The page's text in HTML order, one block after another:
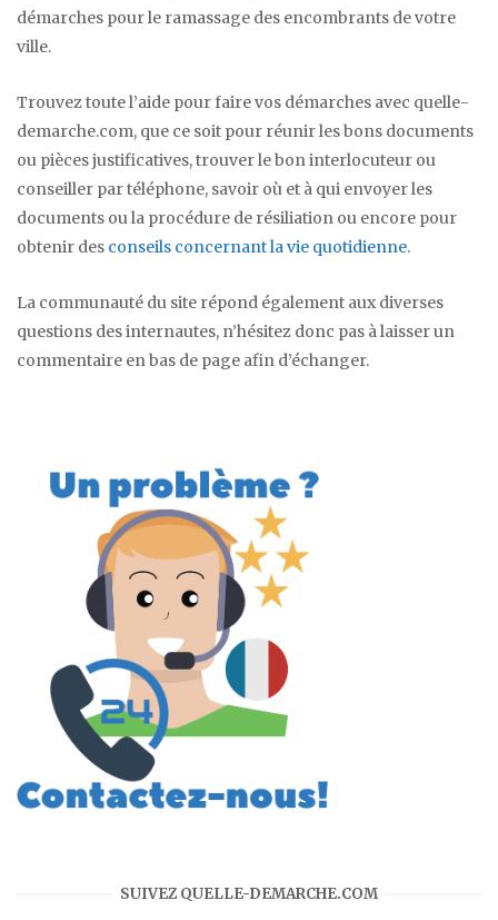
démarches pour le ramassage des encombrants de votre
ville.
Trouvez toute l’aide pour faire vos démarches avec quelle-
demarche.com, que ce soit pour réunir les bons documents
ou pièces justificatives, trouver le bon interlocuteur ou
conseiller par téléphone, savoir où et à qui envoyer les
documents ou la procédure de résiliation ou encore pour
obtenir des conseils concernant la vie quotidienne.
La communauté du site répond également aux diverses
questions des internautes, n’hésitez donc pas à laisser un
commentaire en bas de page afin d’échanger.
SUIVEZ QUELLE-DEMARCHE.COM